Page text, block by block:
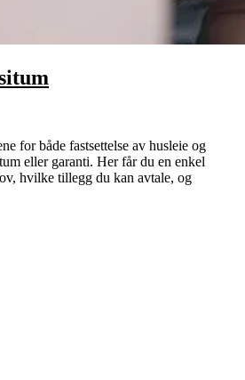
for både fastsettelse av husleie og
eller garanti. Her får du en enkel
hvilke tillegg du kan avtale, og